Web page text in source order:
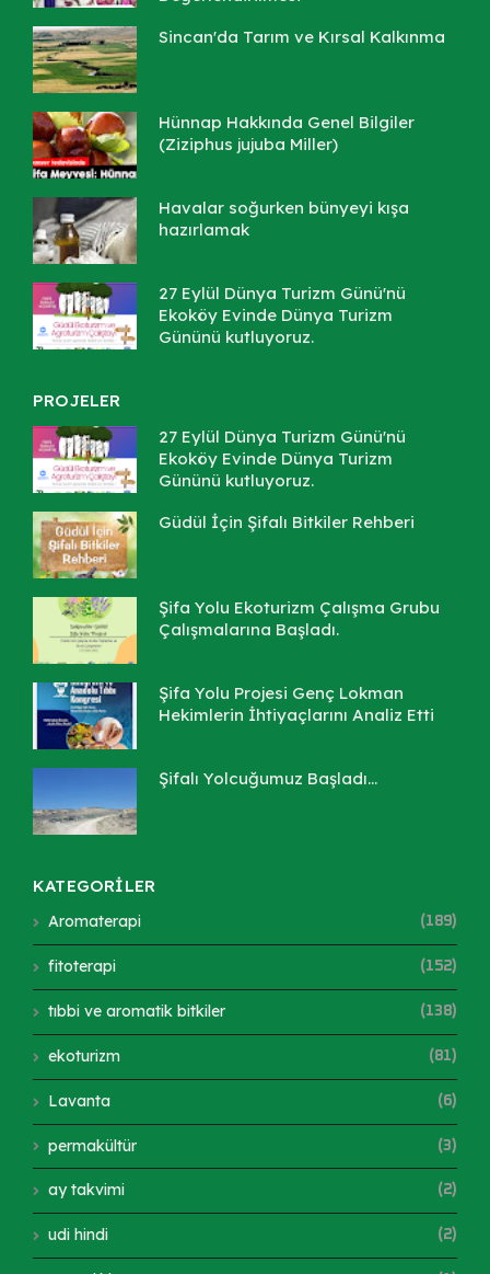
Sincan'da Tarım ve Kırsal Kalkınma
Hünnap Hakkında Genel Bilgiler
(Ziziphus jujuba Miller)
Havalar soğurken bünyeyi kışa
hazırlamak
27 Eylül Dünya Turizm Günü'nü
Ekoköy Evinde Dünya Turizm
Gününü kutluyoruz.
PROJELER
27 Eylül Dünya Turizm Günü'nü
Ekoköy Evinde Dünya Turizm
Gününü kutluyoruz.
Güdül İçin Şifalı Bitkiler Rehberi
Şifa Yolu Ekoturizm Çalışma Grubu
Çalışmalarına Başladı.
Şifa Yolu Projesi Genç Lokman
Hekimlerin İhtiyaçlarını Analiz Etti
Şifalı Yolcuğumuz Başladı...
KATEGORİLER
Aromaterapi (189)
fitoterapi (152)
tıbbi ve aromatik bitkiler (138)
ekoturizm (81)
Lavanta (6)
permakültür (3)
ay takvimi (2)
udi hindi (2)